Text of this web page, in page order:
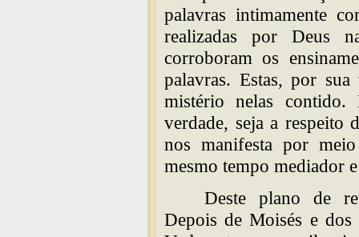
palavras intimamente
realizadas por Deus
corroboram os
palavras. Estas, por
mistério nelas
verdade, seja a respeito
nos manifesta por
mesmo tempo mediador
Deste plano de
Depois de Moisés e